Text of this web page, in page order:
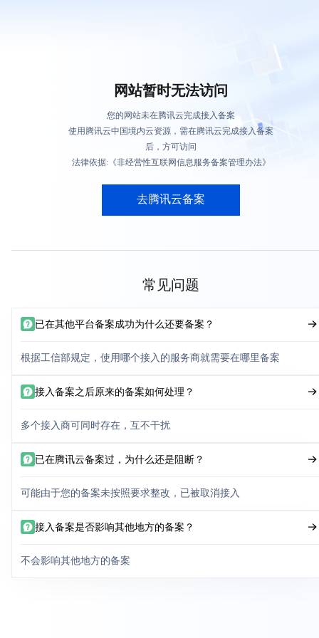
网站暂时无法访问
您的网站未在腾讯云完成接入备案
使用腾讯云中国境内云资源，需在腾讯云完成接入备案
后，方可访问
法律依据:《非经营性互联网信息服务备案管理办法》
去腾讯云备案
常见问题
已在其他平台备案成功为什么还要备案？
根据工信部规定，使用哪个接入的服务商就需要在哪里备案
接入备案之后原来的备案如何处理？
多个接入商可同时存在，互不干扰
已在腾讯云备案过，为什么还是阻断？
可能由于您的备案未按照要求整改，已被取消接入
接入备案是否影响其他地方的备案？
不会影响其他地方的备案